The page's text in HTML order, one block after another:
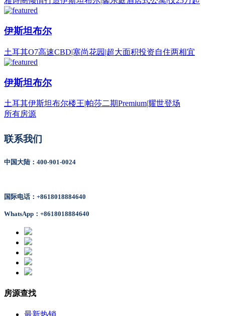
伊斯坦布尔
土耳其O7高速CBD|塞尚花园|超大面积投资自住两相宜
伊斯坦布尔
土耳其伊斯坦布尔楼王|帕莎二期Premium|耀世登场
所有房源
联系我们
中国大陆：400-901-0024
国际电话：+8618018884640
WhatsApp：+8618018884640
房源查找
最新热销